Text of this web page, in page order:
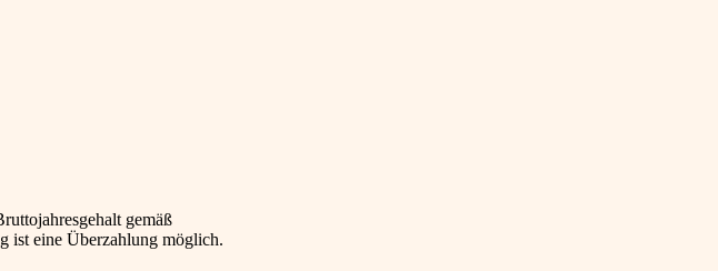
gemäß
ist eine Überzahlung möglich.